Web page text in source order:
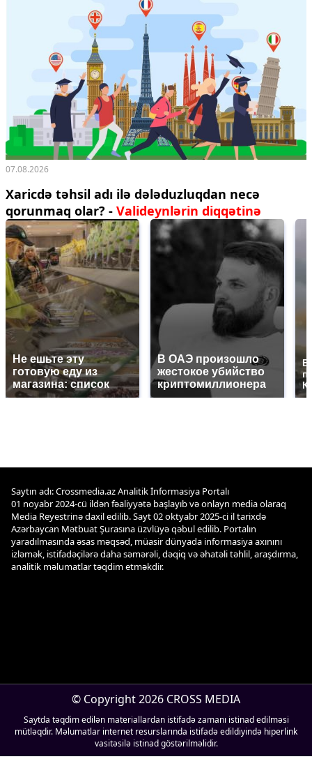
07.08.2026
Xaricdə təhsil adı ilə dələduzluqdan necə
qorunmaq olar? - Valideynlərin diqqətinə
Не ешьте эту
готовую еду из
магазина: список
В ОАЭ произошло
жестокое убийство
криптомиллионера
Saytın adı: Crossmedia.az Analitik İnformasiya Portalı
01 noyabr 2024-cü ildən fəaliyyətə başlayıb və onlayn media olaraq
Media Reyestrinə daxil edilib. Sayt 02 oktyabr 2025-ci il tarixdə
Azərbaycan Mətbuat Şurasına üzvlüyə qəbul edilib. Portalın
yaradılmasında əsas məqsəd, müasir dünyada informasiya axınını
izləmək, istifadəçilərə daha səmərəli, dəqiq və əhatəli təhlil, araşdırma,
analitik məlumatlar təqdim etməkdir.
© Copyright 2026 CROSS MEDIA
Saytda təqdim edilən materiallardan istifadə zamanı istinad edilməsi
mütləqdir. Məlumatlar internet resurslarında istifadə edildiyində hiperlink
vasitəsilə istinad göstərilməlidir.